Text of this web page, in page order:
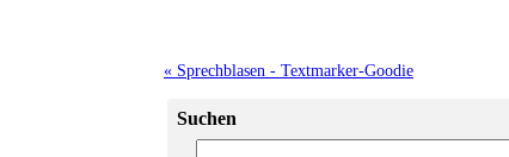
« Sprechblasen - Textmarker-Goodie
Suchen